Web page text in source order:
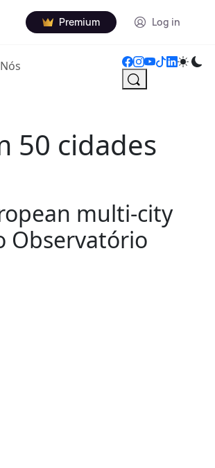
Premium Log in
50 cidades
multi-city
Observatório